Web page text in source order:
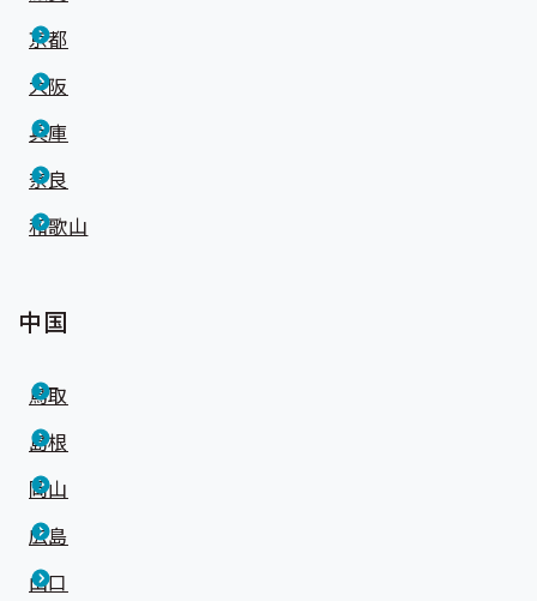
京都
大阪
兵庫
奈良
和歌山
中国
鳥取
島根
岡山
広島
山口